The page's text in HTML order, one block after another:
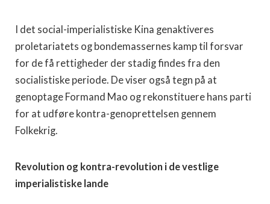
I det social-imperialistiske Kina genaktiveres
proletariatets og bondemassernes kamp til forsvar
for de få rettigheder der stadig findes fra den
socialistiske periode. De viser også tegn på at
genoptage Formand Mao og rekonstituere hans parti
for at udføre kontra-genoprettelsen gennem
Folkekrig.
Revolution og kontra-revolution i de vestlige
imperialistiske lande